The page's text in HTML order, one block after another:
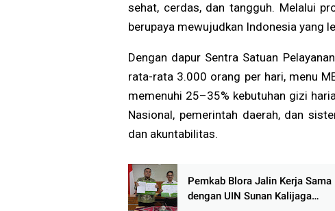
sehat, cerdas, dan tangguh. Melalui
berupaya mewujudkan Indonesia yang
Dengan dapur Sentra Satuan
rata-rata 3.000 orang per hari, menu
memenuhi 25–35% kebutuhan gizi
Nasional, pemerintah daerah, dan
dan akuntabilitas.
‎Pemkab Blora Jalin Kerja Sama
dengan UIN Sunan Kalijaga